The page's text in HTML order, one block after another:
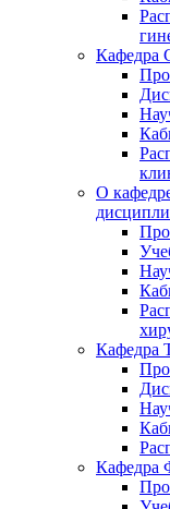
Кафедра
О
Кафедра
Кафедра